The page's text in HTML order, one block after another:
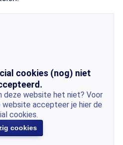
cookies (nog) niet
deze website het niet? Voor
accepteer je hier de
cookies.
cookies